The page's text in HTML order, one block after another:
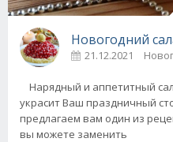
Новогодний
21.12.2021
Нарядный и аппетитный
украсит Ваш праздничный
предлагаем вам один из
вы можете заменить